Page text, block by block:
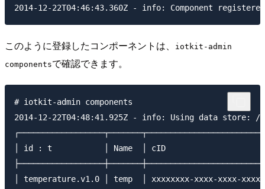
このように登録したコンポーネントは、
iotkit-admin
componentsで確認できます。
# iotkit-admin components
2014-12-22T04:48:41.925Z - info: Using data store:
│ id : t           │ Name  │ cID
│ temperature.v1.0 │ temp  │ xxxxxxxx-xxxx-xxxx-